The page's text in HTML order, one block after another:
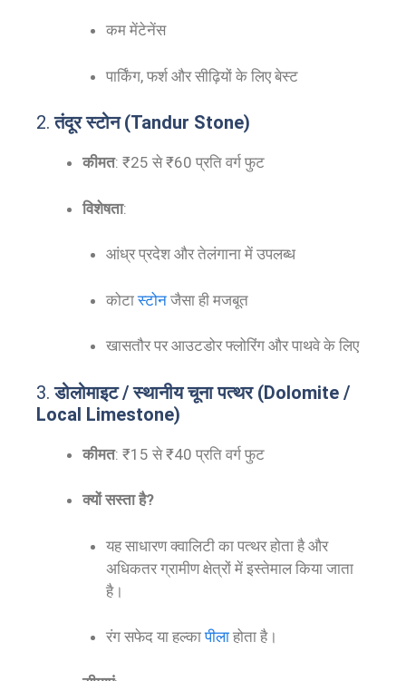
कम मेंटेनेंस
पार्किंग, फर्श और सीढ़ियों के लिए बेस्ट
2.तंदूर स्टोन (Tandur Stone)
कीमत: ₹25 से ₹60 प्रति वर्ग फुट
विशेषता:
आंध्र प्रदेश और तेलंगाना में उपलब्ध
कोटास्टोनजैसा ही मजबूत
खासतौर पर आउटडोर फ्लोरिंग और पाथवे के लिए
3.डोलोमाइट / स्थानीय चूना पत्थर (Dolomite /
Local Limestone)
कीमत: ₹15 से ₹40 प्रति वर्ग फुट
क्यों सस्ता है?
यह साधारण क्वालिटी का पत्थर होता है और
अधिकतर ग्रामीण क्षेत्रों में इस्तेमाल किया जाता
है।
रंग सफेद या हल्कापीलाहोता है।